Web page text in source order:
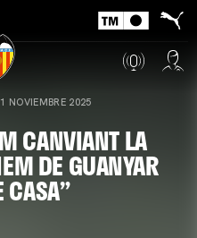
NOVIEMBRE 2025
CANVIANT LA
DE GUANYAR
CASA”